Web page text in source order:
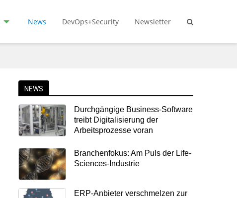
News DevOps+Security Newsletter
NEWS
Durchgängige Business-Software
treibt Digitalisierung der
Arbeitsprozesse voran
Branchenfokus: Am Puls der Life-
Sciences-Industrie
ERP-Anbieter verschmelzen zur